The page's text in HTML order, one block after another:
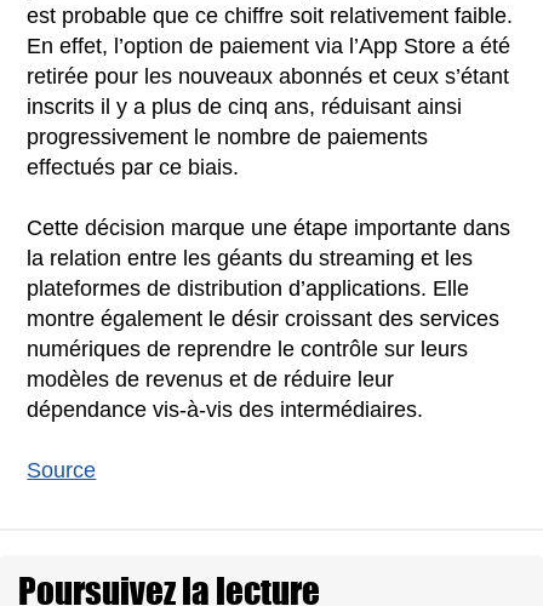
est probable que ce chiffre soit relativement faible.
En effet, l’option de paiement via l’App Store a été
retirée pour les nouveaux abonnés et ceux s’étant
inscrits il y a plus de cinq ans, réduisant ainsi
progressivement le nombre de paiements
effectués par ce biais.
Cette décision marque une étape importante dans
la relation entre les géants du streaming et les
plateformes de distribution d’applications. Elle
montre également le désir croissant des services
numériques de reprendre le contrôle sur leurs
modèles de revenus et de réduire leur
dépendance vis-à-vis des intermédiaires.
Source
Poursuivez la lecture